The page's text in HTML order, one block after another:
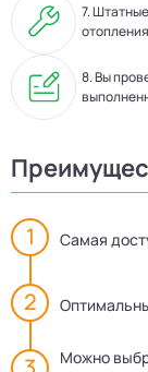
7.
8. Вы
Самая
Можно